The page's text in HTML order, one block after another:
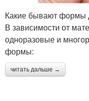
Какие бывают формы
В зависимости от
одноразовые и
формы:
читать дальше →